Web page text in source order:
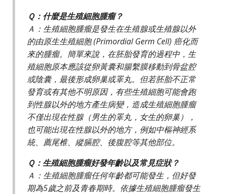
Ｑ：什麼是生殖細胞腫瘤？
Ａ：生殖細胞腫瘤是發生在生殖腺或生殖腺以外
的由原生生殖細胞 (Primordial Germ Cell) 癌化而
來的腫瘤。簡單來說，在胚胎發育的過程中，生
殖細胞原本應該從卵黃囊和腸繫膜移動到骨盆腔
或陰囊，最後形成卵巢或睪丸。但若胚胎不正常
發育或有其他不明原因，有些生殖細胞可能會跑
到性腺以外的地方產生病變，造成生殖細胞腫瘤
不僅出現在性腺（男生的睪丸，女生的卵巢），
也可能出現在性腺以外的地方，例如中樞神經系
統、薦尾椎、縱膈腔、後腹腔等其他部位。
Ｑ：生殖細胞腫瘤好發年齡以及常見症狀？
Ａ：生殖細胞腫瘤任何年齡都可能發生，但好發
期為5歲之前及青春期時。依據生殖細胞腫瘤發生